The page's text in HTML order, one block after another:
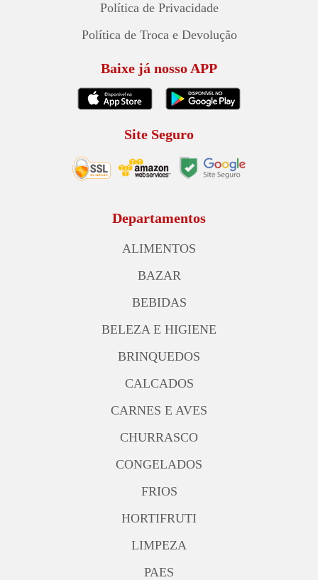
Política de Privacidade
Política de Troca e Devolução
Baixe já nosso APP
Site Seguro
Departamentos
ALIMENTOS
BAZAR
BEBIDAS
BELEZA E HIGIENE
BRINQUEDOS
CALCADOS
CARNES E AVES
CHURRASCO
CONGELADOS
FRIOS
HORTIFRUTI
LIMPEZA
PAES